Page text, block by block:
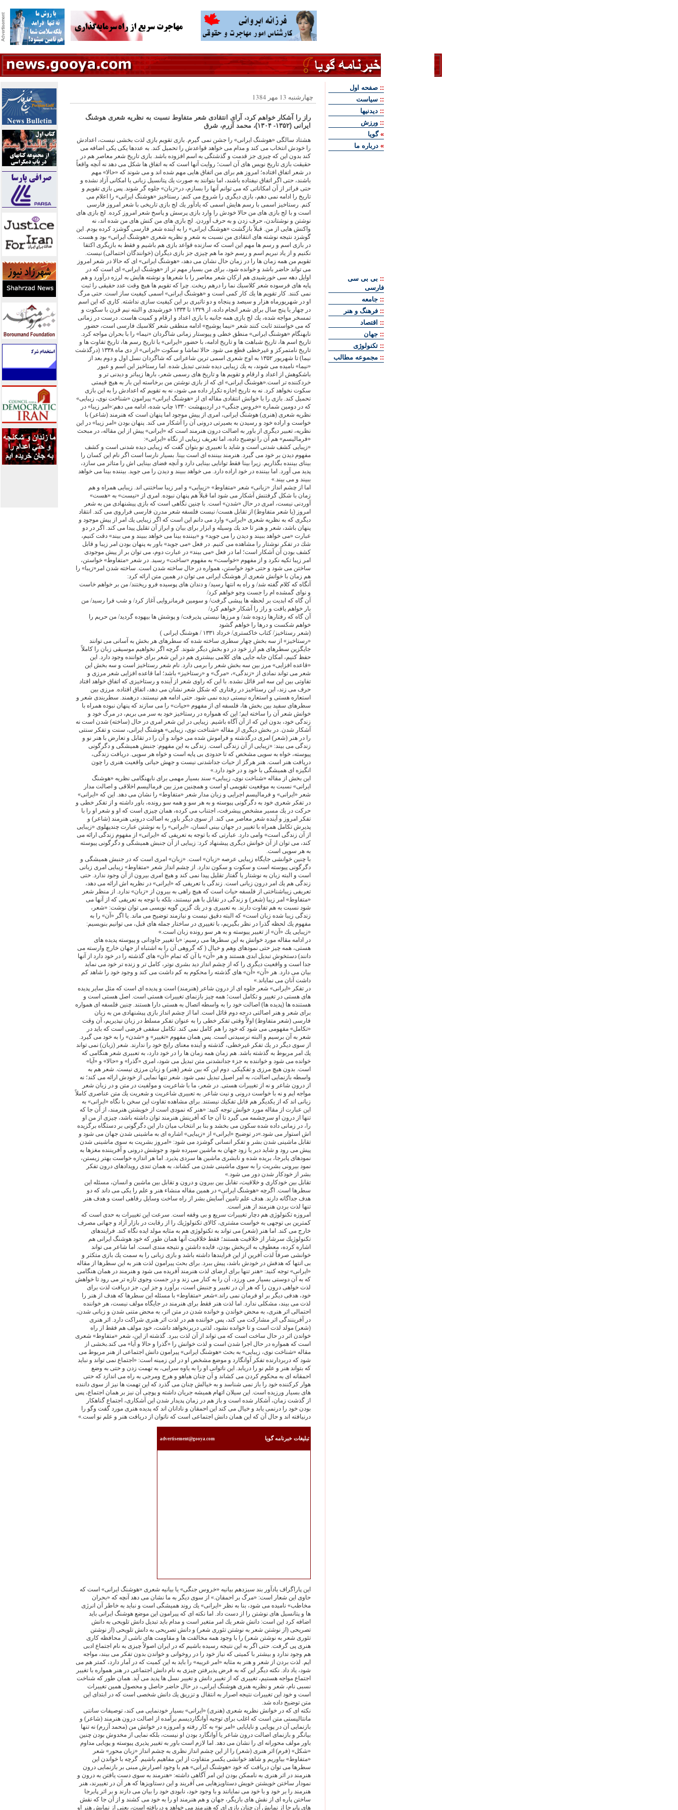
چهارشنبه 13 مهر 1384
راز را آشكار خواهم كرد، آراى انتقادى شعر متفاوط نسبت به نظريه شعرى هوشنگ
ايرانى (۱۳۵۲- ۱۳۰۴)، محمد آزرم، شرق
هشتاد سالگى «هوشنگ ايرانى» را جشن نمى گيرم. بازى تقويم بازى لذت بخشى نيست، اعدادش
را خودش انتخاب مى كند و مدام مى خواهد قواعدش را تحميل كند. به عددها يكى يكى اضافه مى
كند بدون اين كه چيزى جز قدمت و گذشتگى به اسم افزوده باشد. بازى تاريخ شعر معاصر هم در
حقيقت بازى تاريخ نويس هاى آن است؛ روايت آنها است كه به اتفاق ها شكل مى دهد نه آنچه واقعاً
در شعر اتفاق افتاده؛ امروز هم براى من اتفاق هايى مهم شده اند و مى شوند كه «حالا» مهم
باشند، حتى اگر اتفاق نيفتاده باشند، اما بتوانند به صورت يك پتانسيل زبانى يا امكانى آزاد نشده و
حتى فراتر از آن امكاناتى كه مى توانم آنها را بسازم، در«زبان» جلوه گر شوند. پس بازى تقويم و
تاريخ را ادامه نمى دهم، بازى ديگرى را شروع مى كنم: رستاخيز «هوشنگ ايرانى» را اعلام مى
كنم. رستاخيز اسمى با رسم هايش اسمى كه يادآور يك لج بازى تاريخى با شعر امروز فارسى
است و با لج بازى هاى من حالا خودش را وارد بازى پرسش و پاسخ شعر امروز كرده. لج بازى هاى
نوشتن و نوشتاندن، حرف زدن و به حرف آوردن. لج بازى هاى من كنش هاى من شده اند، نه
واكنش هايى از من. قبلاً بازگشت «هوشنگ ايرانى» را به آينده شعر فارسى گوشزد كرده بودم. اين
گوشزد نتيجه نوشته هاى انتقادى من نسبت به شعر و نظريه شعرى «هوشنگ ايرانى» بود و هست.
در بازى اسم و رسم ها مهم اين است كه سازنده قواعد بازى هم باشيم و فقط به بازيگرى اكتفا
نكنيم و از ياد نبريم اسم و رسم خود ما هم چيزى جز بازى ديگران (خوانندگان احتمالى) نيست.
تقويم من همه زمان ها را در زمان حال نشان مى دهد، «هوشنگ ايرانى» اى كه حالا در شعر امروز
مى تواند حاضر باشد و خوانده شود، براى من بسيار مهم تر از «هوشنگ ايرانى» اى است كه در
اوايل دهه سى خورشيدى هم اركان شعر معاصر را با شعرها و نوشته هايش به لرزه درآورد و هم
پايه هاى فرسوده شعر كلاسيك نما را درهم ريخت. چرا كه تقويم ها هيچ وقت عدد حقيقى را ثبت
نمى كنند. كار تقويم ها يك كار كمى است و «هوشنگ ايرانى» اسمى كيفيت ساز است. حتى مرگ
او در شهريورماه هزار و سيصد و پنجاه و دو تاثيرى بر اين كيفيت سازى نداشته. كارى كه اين اسم
در چهار يا پنج سال براى شعر انجام داده، از ۱۳۲۹ تا ۱۳۳۴ خورشيدى و البته نيم قرن با سكوت و
تمسخر مواجه شده، يك لج بازى همه جانبه با بازى اعداد و ارقام و كميت هاست. درست در زمانى
كه مى خواستند ثابت كنند شعر «نيما يوشيج» ادامه منطقى شعر كلاسيك فارسى است، حضور
نابهنگام «هوشنگ ايرانى» منطق خطى و پيوستار زمانى شاگردان «نيما» را با بحران مواجه كرد.
تاريخ اسم ها، تاريخ شباهت ها و تاريخ ادامه، با حضور «ايرانى» با تاريخ رسم ها، تاريخ تفاوت ها و
تاريخ نامتمركز و غيرخطى قطع مى شود. حالا تماشا و سكوت «ايرانى» از دى ماه ۱۳۳۸ (درگذشت
نيما) تا شهريور ۱۳۵۲ به اوج شعرى اسمى ترين شاعرانى كه شاگردان نسل اول و دوم بعد از
«نيما» ناميده مى شوند، به يك زيبايى ديده شدنى تبديل شده. اما رستاخيز اين اسم و عبور
باشكوهش از اعداد و ارقام و تقويم ها و تاريخ هاى رسمى شعر، بارها زيباتر و ديدنى تر و
خردكننده تر است.«هوشنگ ايرانى» اى كه از بازى نوشتن من برخاسته اين بار به هيچ قيمتى
سكوت نخواهد كرد. نه به تاريخ اجازه تكرار داده مى شود، نه به تقويم كه اعدادش را به اين بازى
تحميل كند. بازى را با خوانش انتقادى مقاله اى از «هوشنگ ايرانى» پيرامون «شناخت نوى، زيبايى»
كه در دومين شماره «خروس جنگى» در ارديبهشت ۱۳۳۰ چاپ شده، ادامه مى دهم:«امر زيبا» در
نظريه شعرى (هنرى) هوشنگ ايرانى، امرى از پيش موجود اما پنهان است كه هنرمند (شاعر) با
خواست و اراده خود و رسيدن به بصيرتى درونى آن را آشكار مى كند. پنهان بودن «امر زيبا» در اين
نظريه، تعبير ديگرى از باور به اصالت درون هنرمند است كه «ايرانى» پيش از اين مقاله، در مبحث
«فرماليسم» هم آن را توضيح داده، اما تعريف زيبايى از نگاه «ايرانى»:
«زيبايى كشف شدنى است و شايد با تعبيرى نو بتوان گفت كه زيبايى ديده شدنى است و كشف
مفهوم ديدن بر خود مى گيرد. هنرمند بيننده اى است بينا. بسيار نارسا است اگر نام اين كسان را
بيناى بيننده بگذاريم. زيرا بينا فقط توانايى بينايى دارد و آنچه فضاى بينايى اش را متاثر مى سازد،
پديد مى آورد. اما بيننده در خود اراده دارد. مى خواهد ببيند و ديدن را مى جويد. بيننده بينا مى خواهد
ببيند و مى بيند.»
اما از چشم انداز «زبانى» شعر «متفاوط» «زيبايى» و امر زيبا ساختنى اند. زيبايى همراه و هم
زمان با شكل گرفتنش آشكار مى شود اما قبلاً هم پنهان نبوده. امرى از «نيست» به «هست»
آوردنى نيست، امرى در حال «شدن» است. با چنين نگاهى است كه بازى پيشنهادى من به شعر
امروز (يا شعر متفاوط) از تقابل هست/ نيست فلسفه شعر مدرن فارسى فراروى مى كند. انتقاد
ديگرى كه به نظريه شعرى «ايرانى» وارد مى دانم اين است كه اگر زيبايى يك امر از پيش موجود و
پنهان باشد، شعر و هنر تا حد يك وسيله و ابزار براى بيان و ابراز آن تقليل پيدا مى كند. اگر در دو
عبارت «مى خواهد ببيند و ديدن را مى جويد» و «بيننده بينا مى خواهد ببيند و مى بيند» دقت كنيم،
شك در تفكر نوشتار را مشاهده مى كنيم. در فعل «مى جويد» باور به پنهان بودن امر زيبا و قابل
كشف بودن آن آشكار است؛ اما در فعل «مى بيند» در عبارت دوم، مى توان بر از پيش موجودى
امر زيبا تكيه نكرد و از مفهوم «خواست» به مفهوم «ساخت» رسيد. در شعر «متفاوط» خواستن،
ساختن مى شود و حتى خود خواستن، همواره در حال ساخته شدن است. ساخته شدن امر«زيبا» را
هم زمان با خوانش شعرى از هوشنگ ايرانى مى توان در همين متن ارائه كرد:
آنگاه كه كلام گفته شد/ و راه به انتها رسيد/ و دندان هاى پوسيده فرو ريختند/ من بر خواهم خاست
و نواى گمشده ام را جست وجو خواهم كرد/
آن گاه كه ابديت بر لحظه ها پيشى گرفت/ و سومين فرمانروايى آغاز كرد/ و شب فرا رسيد/ من
بار خواهم يافت و راز را آشكار خواهم كرد/
آن گاه كه رفتارها زدوده شد/ و مرزها نيستى پذيرفت/ و پوشش ها بيهوده گرديد/ من حريم را
خواهم شكست و درها را خواهم گشود
(شعر رستاخيز/ كتاب خاكسترى/ خرداد ۱۳۳۱ / هوشنگ ايرانى )
«رستاخيز» از سه بخش چهار سطرى ساخته شده كه سطرهاى هر بخش به آسانى مى توانند
جايگزين سطرهاى هم ارز خود در دو بخش ديگر شوند. گرچه اگر نخواهيم موسيقى زبان را كاملاً
حفظ كنيم، امكان جابه جايى هاى كلامى بيشترى هم در اين شعر براى خواننده وجود دارد. اين
«قاعده افزايى» مرز بين سه بخش شعر را برمى دارد. نام شعر رستاخيز است و سه بخش اين
شعر مى تواند نمادى از «زندگى»، «مرگ» و «رستاخيز» باشد؛ اما قاعده افزايى شعر مرزى و
تفاوتى بين اين سه امر قائل نشده. با اين كه راوى شعر از آينده و رستاخيزى كه اتفاق خواهد افتاد
حرف مى زند، اين رستاخيز در رفتارى كه شكل شعر نشان مى دهد، اتفاق افتاده. مرزى بين
استعاره هستى و استعاره نيستى ديده نمى شود. حتى ادامه هم نيستند، درهمند. سطربندى شعر و
سطرهاى سفيد بين بخش ها، فلسفه اى از مفهوم «حيات» را مى سازند كه پنهان نبوده همراه با
خوانش شعر آن را ساخته ايم؛ اين كه همواره در رستاخيز خود به سر مى بريم، در مرگ خود و
زندگى خود، بدون اين كه از آن آگاه باشيم. زيبايى در اين شعر امرى در حال (ساخته) شدن است نه
آشكار شدن. در بخش ديگرى از مقاله «شناخت نوى، زيبايى» هوشنگ ايرانى، سنت و تفكر سنتى
را در هنر (شعر) امرى درگذشته و فراموش شده مى خواند و آن را در تقابل و تعارض با هنر نو و
زندگى مى بيند: «زيبايى از آن زندگى است. زندگى به اين مفهوم: جنبش هميشگى و دگرگونى
پيوسته، خواه به سويى مشخص كه تا حدودى بى پايه است و خواه هر سويى. دريافت زندگى،
دريافت هنر است. هنر هرگز از حيات جداشدنى نيست و جهش حياتى واقعيت هنرى را چون
انگيزه اى هميشگى با خود و در خود دارد.»
اين بخش از مقاله «شناخت نوى، زيبايى» سند بسيار مهمى براى نابهنگامى نظريه «هوشنگ
ايرانى» نسبت به موقعيت تقويمى او است و همچنين مرز بين فرماليسم اخلاقى و اصالت مدار
شعر «ايرانى» و فرماليسم اجرايى و زبان مدار شعر «متفاوط» را نشان مى دهد. اين كه «ايرانى»
در تفكر شعرى خود به دگرگونى پيوسته و به هر سو و همه سو رونده، باور داشته و از تفكر خطى و
حركت در يك مسير مشخص پيشرفت، اجتناب مى كرده، همان چيزى است كه او و شعر او را با
تفكر امروز و آينده شعر معاصر مى كند. از سوى ديگر باور به اصالت درونى هنرمند (شاعر) و
پذيرش تكامل همراه با تغيير در جهان بينى انسان، «ايرانى» را به نوشتن عبارت چندپهلوى «زيبايى
از آن زندگى است» وامى دارد. عبارتى كه با توجه به تعريفى كه «ايرانى» از مفهوم زندگى ارائه مى
كند، مى توان از آن خوانش ديگرى پيشنهاد كرد: زيبايى از آن جنبش هميشگى و دگرگونى پيوسته
به هر سويى است.
با چنين خوانشى جايگاه زيبايى عرصه «زبان» است. «زبان» امرى است كه در جنبش هميشگى و
دگرگونى پيوسته است و سكوت و سكون ندارد. از چشم انداز شعر «متفاوط» زيبايى امرى زبانى
است و البته زبان به نوشتار يا گفتار تقليل پيدا نمى كند و هيچ امرى بيرون از آن وجود ندارد. حتى
زندگى هم يك امر درون زبانى است. زندگى با تعريفى كه «ايرانى» در نظريه اش ارائه مى دهد،
تعريفى زيباشناختى از فلسفه حيات است كه هيچ راهى به بيرون از «زبان» ندارد. از منظر شعر
«متفاوط» امر زيبا (شعر) و زندگى در تقابل با هم نيستند، بلكه با توجه به تعريفى كه از آنها مى
شود نسبت به هم تفاوت دارند. به تعبيرى و در يك گزين گويه نويسى مى توان نوشت: «شعر،
زندگى زيبا شده زبان است» كه البته دقيق نيست و نيازمند توضيح مى ماند. يا اگر «آن» را به
مفهوم يك لحظه گذرا در نظر بگيريم، با تغييرى در ساختار جمله هاى قبل، مى توانيم بنويسيم:
«زيبايى يك «آن» از تغيير پيوسته و به هر سو رونده زبان است.»
در ادامه مقاله مورد خوانش به اين سطرها مى رسيم: «با تغيير جاودانى و پيوسته پديده هاى
هستى، همه چيز حتى نمودهاى وهم و خيال ( كه گروهى آن را به اشتباه از جهان خارج وارسته مى
دانند) دستخوش تبديل ابدى هستند و هر «آن» با آن كه تمام «آن» هاى گذشته را در خود دارد از آنها
جدا است و واقعيت ديگرى را كه از چشم انداز ديد بشرى نوتر، كامل تر و زنده تر خود مى نمايد
بيان مى دارد. هر «آن» «آن» هاى گذشته را محكوم به كم داشت مى كند و وجود خود را شاهد كم
داشت آنان مى نماياند.»
در تفكر «ايرانى» شعر جلوه اى از درون شاعر (هنرمند) است و پديده اى است كه مثل ساير پديده
هاى هستى در تغيير و تكامل است؛ همه چيز بازنماى تغييرات هستى است. اصل هستى است و
هستنده ها (پديده ها) اصالت خود را به واسطه اتصال به هستى دارا هستند. چنين فلسفه اى همواره
براى شعر و هنر اصالتى درجه دوم قائل است. اما از چشم انداز بازى پيشنهادى من به زبان
فارسى (شعر متفاوط) اولاً وقتى تفكر خطى را به عنوان تفكر مسلط در زبان نپذيريم، آن وقت
«تكامل» مفهومى مى شود كه خود را هم كامل نمى كند. تكامل سقفى فرضى است كه بايد در
شعر به آن برسيم و البته نرسيدنى است. پس همان مفهوم «تغيير» و «شدن» را به خود مى گيرد.
از سوى ديگر در يك تفكر غيرخطى، گذشته و آينده معناى رايج خود را ندارند. شعر (زبان) نمى تواند
يك امر مربوط به گذشته باشد. هم زمان همه زمان ها را در خود دارد، به تعبيرى شعر هنگامى كه
خوانده مى شود و خواننده به جزء جدانشدنى متن تبديل مى شود، امرى «گذرا» و «حالا» و «آيا»
است. بدون هيچ مرزى و تفكيكى. دوم اين كه بين شعر (هنر) و زبان مرزى نيست. شعر هم به
واسطه بازنمايى اصالت، به امر اصيل تبديل نمى شود. شعر تنها نمايى از خودش ارائه مى كند؛ نه
از درون شاعر و نه از تغييرات هستى. در شعر، ما با شاعريت و مولفيت در متن و در زبان شعر
مواجه ايم و نه با خواست درونى و نيت شاعر. به تعبيرى شاعريت و شعريت يك متن عناصرى كاملاً
زبانى اند كه از يكديگر هم قابل تفكيك نيستند. براى مشاهده تفاوت اين سخن با نگاه «ايرانى» به
اين عبارت از مقاله مورد خوانش توجه كنيد: «هنر كه نمودى است از خويشتن هنرمند، از آن جا كه
تنها از درون او سرچشمه مى گيرد تا آن جا كه آفرينش هنرمند توان داشته باشد، چيزى از من او
را، در زمانى داده شده سكون مى بخشد و بنا بر انتخاب ميان دار اين دگرگونى بر دستگاه برگزيده
اش استوار مى شود.»در توضيح «ايرانى» از «زيبايى» اشاره اى به ماشينى شدن جهان مى شود و
تقابل ماشينى شدن بشر و تفكر انسانى گوشزد مى شود: «امروز بشريت به سوى ماشينى شدن
پيش مى رود و شايد دير يا زود جهان به ماشين سپرده شود و جوشش درونى و آفريننده مغزها به
نمودهاى پابرجا، بريده شده و نابشرى ماشين ها سردى پذيرد. اما هر اندازه خواست بهتر زيستن،
نمود بيرونى بشريت را به سوى ماشينى شدن مى كشاند، به همان تندى رويدادهاى درون تفكر
بشر از خودكار شدن دور مى شود.»
تقابل بين خودكارى و خلاقيت، تقابل بين بيرون و درون و تقابل بين ماشين و انسان، مسئله اين
سطرها است. اگرچه «هوشنگ ايرانى» در همين مقاله منشاء هنر و علم را يكى مى داند كه دو
هدف جداگانه دارند. هدف علم تامين آسايش بشر از راه ساخت وسايل رفاهى است و هدف هنر
تنها لذت بردن هنرمند از هنر است.
امروزه تكنولوژى هم دچار تغييرات سريع و بى وقفه است. سرعت اين تغييرات به حدى است كه
كمترين بى توجهى به خواست مشترى، كالاى تكنولوژيك را از رقابت در بازار آزاد و جهانى مصرف
خارج مى كند. اما هنر (شعر) مى تواند به تكنولوژى هم به مثابه مولد ايده نگاه كند. فرايندهاى
تكنولوژيك سرشار از خلاقيت هستند؛ فقط خلاقيت آنها همان طور كه خود هوشنگ ايرانى هم
اشاره كرده، معطوف به اثربخش بودن، فايده داشتن و نتيجه مندى است. اما شاعر مى تواند
خوانشى صرفاً لذت آفرين از اين فرايندها داشته باشد و بازى زبانى را به سمت يك بازى متكثر و
بى انتها كه هدفش در خودش باشد، پيش ببرد. براى بحث پيرامون لذت هنر به اين سطرها از مقاله
«ايرانى» توجه كنيد: «هنر تنها براى ارضاى لذت هنرمند آفريده مى شود و هنرمند در همان هنگامى
كه به آن دوستى بسيار مى ورزد، آن را به كنار مى زند و در جست وجوى تازه تر مى رود تا خواهش
لذت خواهى درون را كه هر آن در تغيير و جنبش است، برآورد و جز اين، جز دريافت لذت براى
خود، هدفى ديگر بر او فرمان نمى راند.»شعر «متفاوط» با مسئله اين سطرها كه هدف از هنر را
لذت مى بيند، مشكلى ندارد. اما لذت هنر فقط براى هنرمند در جايگاه مولف نيست، هر خواننده
احتمالى اثر هنرى، به محض خواندن و خوانده شدن در متن اثر، به محض متنى شدن و زبانى شدن،
در آفرينندگى اثر مشاركت مى كند، پس خواننده هم در لذت اثر هنرى شراكت دارد. اثر هنرى
(شعر) مولد لذت است و تا خوانده نشود، لذتى دربرنخواهد داشت، خود مولف هم فقط از راه
خواندن اثر در حال ساخت است كه مى تواند از آن لذت ببرد. گذشته از اين، شعر «متفاوط» شعرى
است كه همواره در حال اجرا شدن است و لذت خوانش را «گذرا و حالا و آيا» مى كند.بخشى از
مقاله «شناخت نوى، زيبايى» به بحث «هوشنگ ايرانى» پيرامون دانش اجتماعى از هنر مربوط مى
شود كه دربردارنده تفكر آوانگارد و موضع مشخص او در اين زمينه است: «اجتماع نمى تواند و نبايد
كه بتواند هنر و علم نو را دريابد. اين ناتوانى او را به ياوه سرايى، به تهمت زدن و حتى به وضع
احمقانه اى به محكوم كردن مى كشاند و آن چنان هياهو و هرج ومرجى به راه مى اندازد كه حتى
هوار كركننده خود را باز نمى شناسد و به خيالش چنان مى گذرد كه اين تهمت ها نيز از سوى داننده
هاى بسيار ورزيده است. اين سيلان اتهام هميشه جريان داشته و پوچى آن نيز بر همان اجتماع، پس
از گذشت زمان، آشكار شده است و باز هم در زمان پديدار شدن اين آشكارى، اجتماع گناهكار
بودن خود را درنمى يابد و خيال مى كند اين احمقان و نادانان اند كه پديده هنرى مورد گفت وگو را
درنيافته اند و حال آن كه اين همان دانش اجتماعى است كه ناتوان از دريافت هنر و علم نو است.»
تبليغات خبرنامه گويا advertisement@gooya.com
اين پاراگراف يادآور بند سيزدهم بيانيه «خروس جنگى» يا بيانيه شعرى «هوشنگ ايرانى» است كه
حاوى اين شعار است: «مرگ بر احمقان.» از سوى ديگر به ما نشان مى دهد آنچه كه «بحران
مخاطب» ناميده مى شود، بنا به نظر «ايرانى» يك روند هميشگى است و نبايد به خاطر آن انرژى
ها و پتانسيل هاى نوشتن را از دست داد. اما نكته اى كه پيرامون اين موضع هوشنگ ايرانى بايد
اضافه كرد اين است: دانش شعر يك امر متغير است و مدام بايد تبديل دانش تلويحى به دانش
تصريحى (از نوشتن شعر به نوشتن تئورى شعر) و دانش تصريحى به دانش تلويحى (از نوشتن
تئورى شعر به نوشتن شعر) را با وجود همه مخالفت ها و مقاومت هاى ناشى از محافظه كارى
هنرى پى گرفت. حتى اگر به اين نتيجه رسيده باشيم كه در ايران اصولاً چيزى به نام اجتماع ادبى
هم وجود ندارد و بيشتر با كميتى كه نياز خود را در روخوانى و خواندن بدون تفكر مى بيند، مواجه
ايم. لذت بردن از شعر و هنر به مثابه «امر غريبه» را بايد به اين كميت كه در آمار دارد، كمتر هم مى
شود، ياد داد. نكته ديگر اين كه به فرض پذيرفتن چيزى به نام دانش اجتماعى در هنر همواره با تغيير
اجتماع مواجه هستيم، تغييرى كه از تغيير دانش و تغيير نسل ها پديد مى آيد. همان طور كه شناخت
نسبى نام، شعر و نظريه هنرى هوشنگ ايرانى، در حال حاضر حاصل و محصول همين تغييرات
است و خود اين تغييرات نتيجه اصرار به انتقال و تزريق يك دانش شخصى است كه در ابتداى اين
متن توضيح داده شد.
نكته اى كه در خوانش نظريه شعرى (هنرى) «ايرانى» بسيار خودنمايى مى كند، توصيفات سانتى
مانتاليستى متن است كه اغلب براى توجيه آوانگارديسم برآمده از اصالت درون هنرمند (شاعر) و
بازنمايى آن در پويايى و ناپايايى «امر نو» به كار رفته و امروزه در خوانش من (محمد آزرم) نه تنها
بيانگر و بازنماى اصالت درون شاعر يا آوانگارد بودن او نيست، بلكه نمايى از مخدوش بودن چنين
باور مولف محورانه اى را نشان مى دهد. اما لازم است باور به تغيير پذيرى پيوسته و پويايى مداوم
«شكل» (فرم) اثر هنرى (شعر) را از اين چشم انداز نظرى به چشم انداز «زبان محور» شعر
«متفاوط» بياوريم و شاهد خوانشى يكسر متفاوت از اين مفاهيم باشيم. گرچه با خواندن اين
سطرها مى توان دريافت كه خود «هوشنگ ايرانى» هم با وجود اصرارش مبنى بر بازنمايى درون
هنرمند در اثر هنرى به ناممكن بودن اين امر آگاهى داشته: «هنرمند به سوى دست يافتن به درون و
نمودار ساختن خويشتن خويش دستاويزهايى مى آفريند و اين دستاويزها كه هر آن در تغييرند، هنر
هنرمند را بر خود و با خود مى نمايانند و با وجود خود، نابودى خود را بيان مى دارند و بر اثر پابرجا
ساختن پاره اى از نقش هاى بازيگر، جهان و هم هنرمند او را به خود مى كشند و از آن جا كه نقش
هاى پابرجا از نمايش آن چنان بازى اى كه هنرمند مى خواهد و دريافته است، يعنى از نمايش هنر او
:: صفحه اول
:: سياست
:: ديدنيها
:: ورزش
»گويا
» درباره ما
:: بی بی سی
فارسی
:: جامعه
:: فرهنگ و هنر
:: اقتصاد
:: جهان
:: تکنولوژی
:: مجموعه مطالب